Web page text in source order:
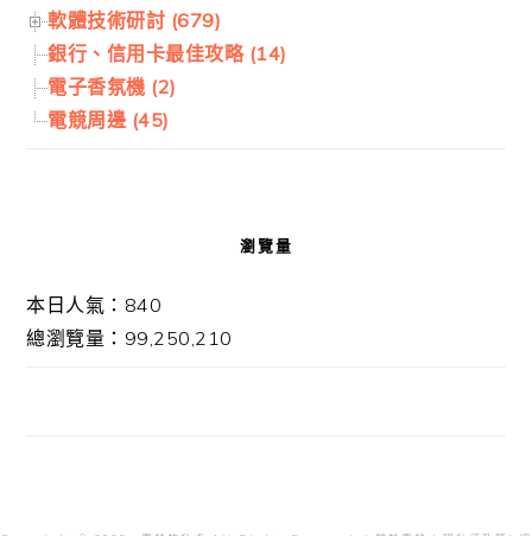
軟體技術研討 (679)
銀行、信用卡最佳攻略 (14)
電子香氛機 (2)
電競周邊 (45)
瀏覽量
本日人氣：840
總瀏覽量：99,250,210